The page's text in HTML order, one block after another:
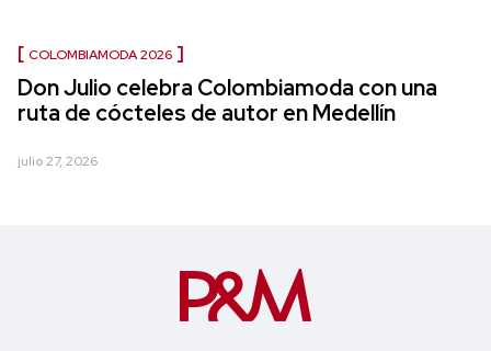
COLOMBIAMODA 2026
Don Julio celebra Colombiamoda con una
ruta de cócteles de autor en Medellín
julio 27, 2026